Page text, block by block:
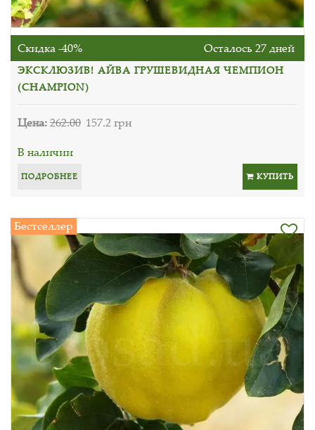
Скидка -40% Осталось 27 дней
ЭКСКЛЮЗИВ! АЙВА ГРУШЕВИДНАЯ ЧЕМПИОН
(CHAMPION)
Цена:262.00 157.2 грн
В наличии
ПОДРОБНЕЕ КУПИТЬ
Бестселлер